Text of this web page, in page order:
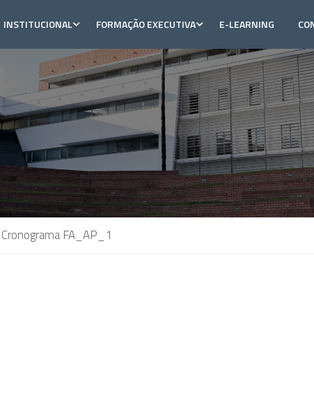
INSTITUCIONAL FORMAÇÃO EXECUTIVA E-LEARNING
Cronograma FA_AP_1